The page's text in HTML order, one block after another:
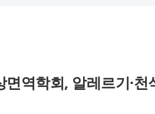
역학회, 알레르기·천